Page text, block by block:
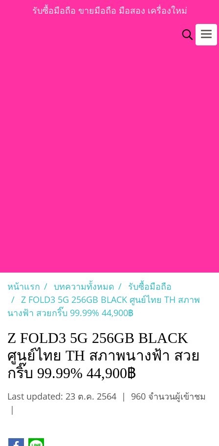
รับซื้อมือถือ ขายมือถือ มือสอง เครื่องใหม่
หน้าแรก บทความทั้งหมด
รับซื้อมือถือ
Z FOLD3 5G 256GB BLACK ศูนย์ไทย TH สภาพ
นางฟ้า สวยกริ๊บ 99.99% 44,900฿
Z FOLD3 5G 256GB BLACK
ศูนย์ไทย TH สภาพนางฟ้า สวย
กริ๊บ 99.99% 44,900฿
Last updated: 23 ต.ค. 2564 |
960 จำนวนผู้เข้าชม
|